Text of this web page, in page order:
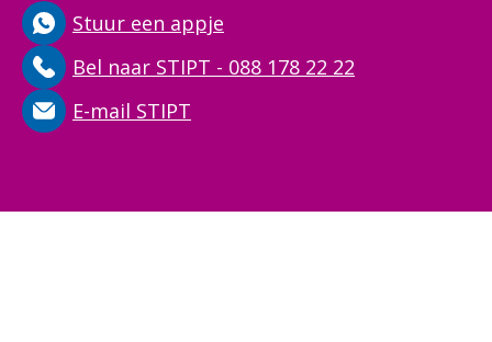
Stuur een appje
Bel naar STIPT - 088 178 22 22
E-mail STIPT